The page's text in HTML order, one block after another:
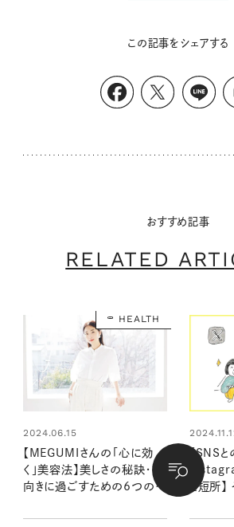
この記事をシェアする
おすすめ記事
RELATED
HEALTH
2024.06.15
【MEGUMIさんの「心に効
く」美容法】美しさの秘訣・前
向きに過ごすための6つのメ
【SNS
と短所
を探ろう